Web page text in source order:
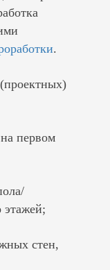
.
первом
этажей;
стен,